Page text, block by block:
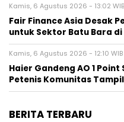
Kamis, 6 Agustus 2026 - 13:02 WIB
Fair Finance Asia Desak
untuk Sektor Batu Bara di
Kamis, 6 Agustus 2026 - 12:10 WIB
Haier Gandeng AO 1
Petenis Komunitas
BERITA TERBARU